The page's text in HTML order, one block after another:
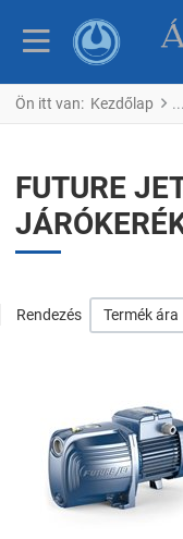
Ön itt van: Kezdőlap
FUTURE
Rendezés Termék ára